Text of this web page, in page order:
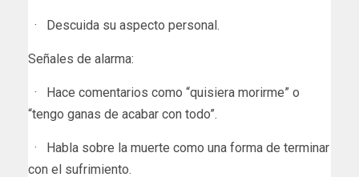
· Descuida su aspecto personal.
Señales de alarma:
· Hace comentarios como “quisiera morirme” o
“tengo ganas de acabar con todo”.
· Habla sobre la muerte como una forma de terminar
con el sufrimiento.